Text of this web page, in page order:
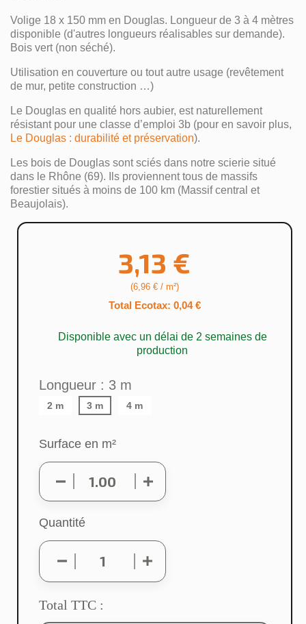
Volige 18 x 150 mm en Douglas. Longueur de 3 à 4 mètres
disponible (d'autres longueurs réalisables sur demande).
Bois vert (non séché).
Utilisation en couverture ou tout autre usage (revêtement
de mur, petite construction …)
Le Douglas en qualité hors aubier, est naturellement
résistant pour une classe d’emploi 3b (pour en savoir plus,
Le Douglas : durabilité et préservation).
Les bois de Douglas sont sciés dans notre scierie situé
dans le Rhône (69). Ils proviennent tous de massifs
forestier situés à moins de 100 km (Massif central et
Beaujolais).
3,13 €
(6,96 € / m²)
Total Ecotax: 0,04 €
Disponible avec un délai de 2 semaines de
production
Longueur : 3 m
2 m 3 m 4 m
Surface en m²
Quantité
Total TTC :